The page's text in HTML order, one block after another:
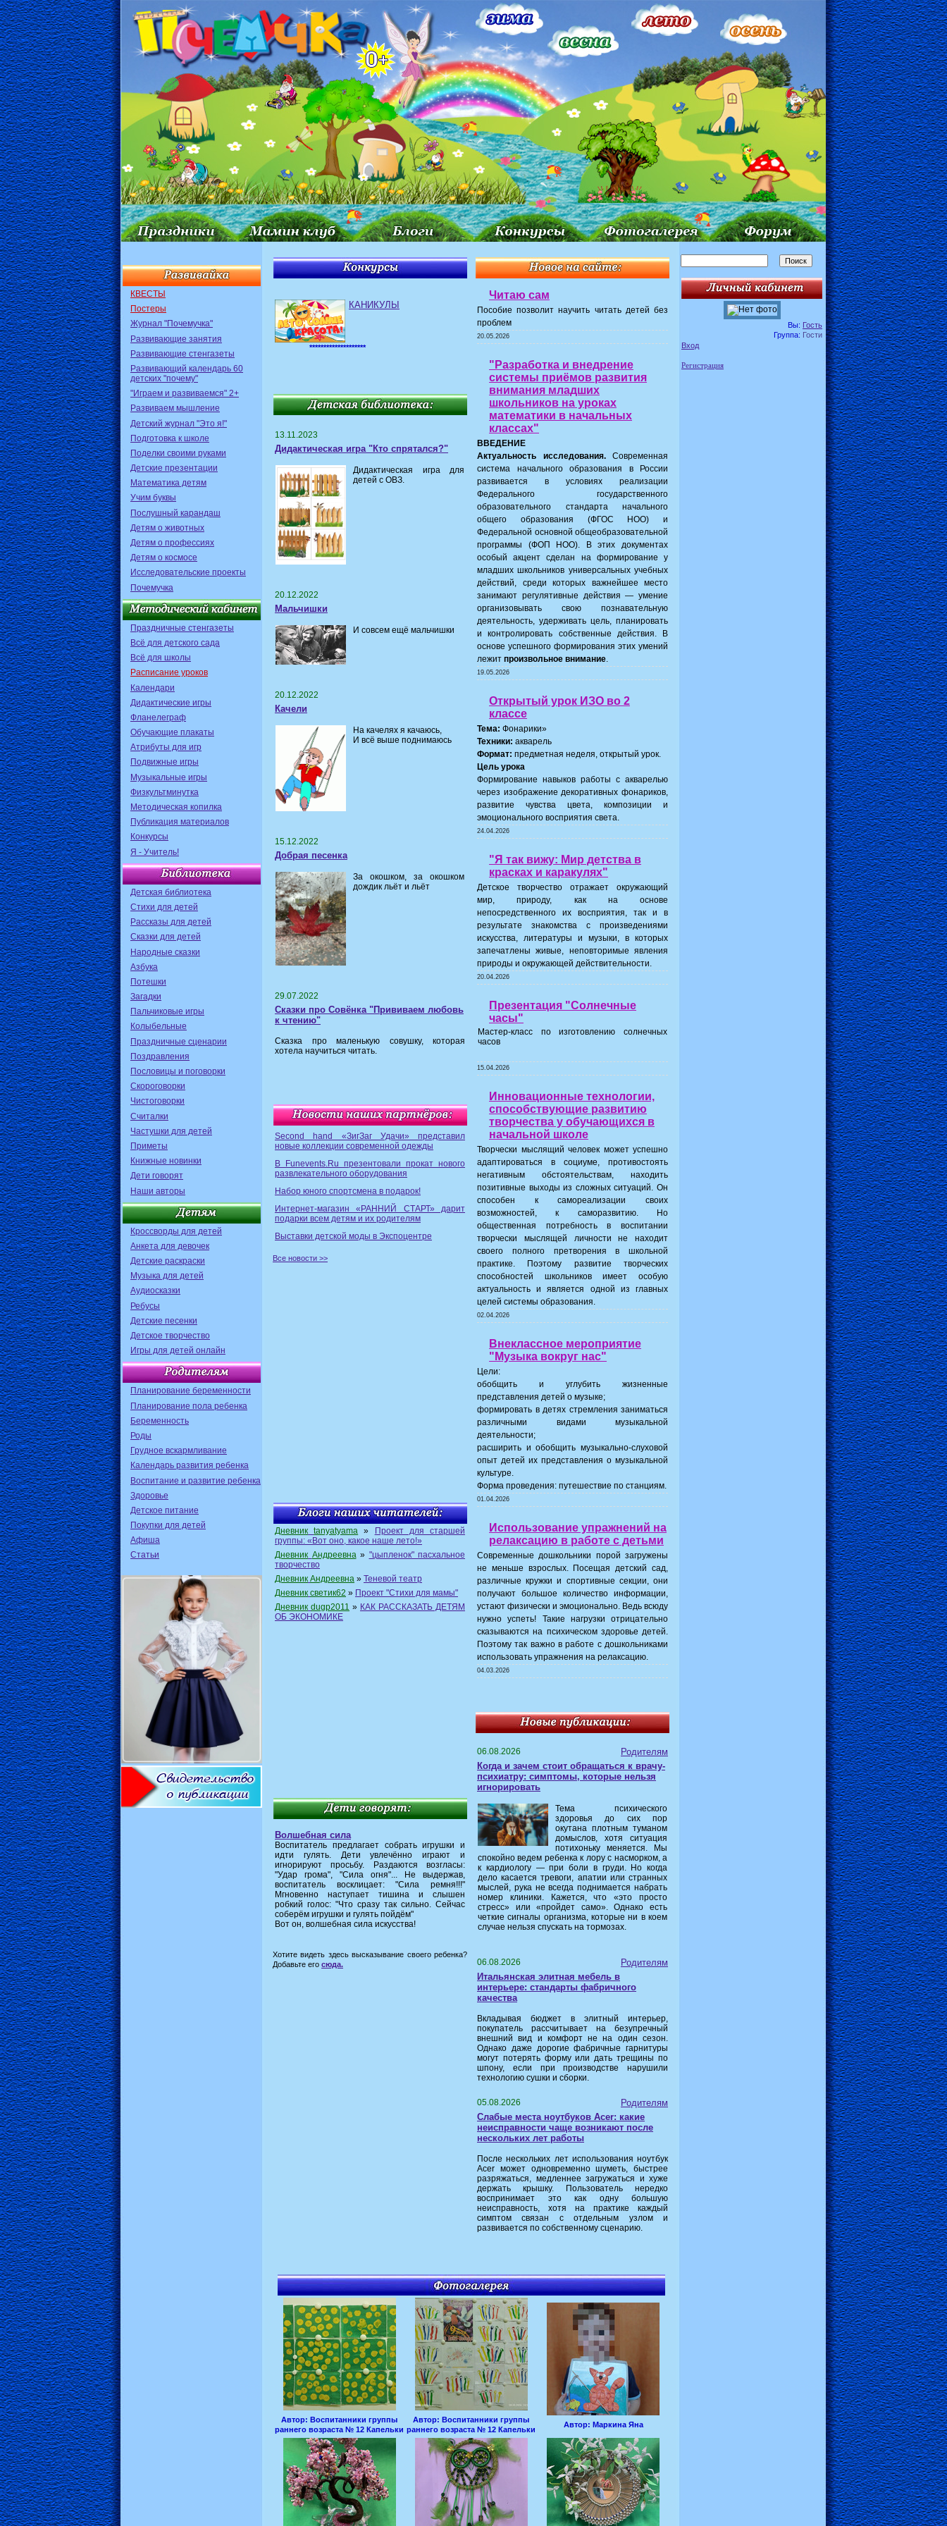
КВЕСТЫ
Постеры
Журнал "Почемучка"
Развивающие занятия
Развивающие стенгазеты
Развивающий календарь 60
детских "почему"
"Играем и развиваемся" 2+
Развиваем мышление
Детский журнал "Это я!"
Подготовка к школе
Поделки своими руками
Детские презентации
Математика детям
Учим буквы
Послушный карандаш
Детям о животных
Детям о профессиях
Детям о космосе
Исследовательские проекты
Почемучка
Праздничные стенгазеты
Всё для детского сада
Всё для школы
Расписание уроков
Календари
Дидактические игры
Фланелеграф
Обучающие плакаты
Атрибуты для игр
Подвижные игры
Музыкальные игры
Физкультминутка
Методическая копилка
Публикация материалов
Конкурсы
Я - Учитель!
Детская библиотека
Стихи для детей
Рассказы для детей
Сказки для детей
Народные сказки
Азбука
Потешки
Загадки
Пальчиковые игры
Колыбельные
Праздничные сценарии
Поздравления
Пословицы и поговорки
Скороговорки
Чистоговорки
Считалки
Частушки для детей
Приметы
Книжные новинки
Дети говорят
Наши авторы
Кроссворды для детей
Анкета для девочек
Детские раскраски
Музыка для детей
Аудиосказки
Ребусы
Детские песенки
Детское творчество
Игры для детей онлайн
Планирование беременности
Планирование пола ребенка
Беременность
Роды
Грудное вскармливание
Календарь развития ребенка
Воспитание и развитие ребенка
Здоровье
Детское питание
Покупки для детей
Афиша
Статьи
КАНИКУЛЫ
********************
13.11.2023
Дидактическая игра "Кто спрятался?"
Дидактическая игра для
детей с ОВЗ.
20.12.2022
Мальчишки
И совсем ещё мальчишки
20.12.2022
Качели
На качелях я качаюсь,
И всё выше поднимаюсь
15.12.2022
Добрая песенка
За окошком, за окошком
дождик льёт и льёт
29.07.2022
Сказки про Совёнка "Прививаем любовь
к чтению"
Сказка про маленькую совушку, которая
хотела научиться читать.
Читаю сам
Пособие позволит научить читать детей без
проблем
20.05.2026
"Разработка и внедрение
системы приёмов развития
внимания младших
школьников на уроках
математики в начальных
классах"
ВВЕДЕНИЕ
Актуальность исследования.Современная
система начального образования в России
развивается в условиях реализации
Федерального государственного
образовательного стандарта начального
общего образования (ФГОС НОО) и
Федеральной основной общеобразовательной
программы (ФОП НОО). В этих документах
особый акцент сделан на формирование у
младших школьников универсальных учебных
действий, среди которых важнейшее место
занимают регулятивные действия — умение
организовывать свою познавательную
деятельность, удерживать цель, планировать
и контролировать собственные действия. В
основе успешного формирования этих умений
лежит произвольное внимание
19.05.2026
Открытый урок ИЗО во 2
классе
Тема: Фонарики»
Техники: акварель
Формат: предметная неделя, открытый урок.
Цель урока
Формирование навыков работы с акварелью
через изображение декоративных фонариков,
развитие чувства цвета, композиции и
эмоционального восприятия света.
24.04.2026
"Я так вижу: Мир детства в
красках и каракулях"
Детское творчество отражает окружающий
мир, природу, как на основе
непосредственного их восприятия, так и в
результате знакомства с произведениями
искусства, литературы и музыки, в которых
запечатлены живые, неповторимые явления
природы и окружающей действительности.
20.04.2026
Презентация "Солнечные
часы"
Мастер-класс по изготовлению солнечных
часов
15.04.2026
Инновационные технологии,
способствующие развитию
творчества у обучающихся в
начальной школе
Творчески мыслящий человек может успешно
адаптироваться в социуме, противостоять
негативным обстоятельствам, находить
позитивные выходы из сложных ситуаций. Он
способен к самореализации своих
возможностей, к саморазвитию. Но
общественная потребность в воспитании
творчески мыслящей личности не находит
своего полного претворения в школьной
практике. Поэтому развитие творческих
способностей школьников имеет особую
актуальность и является одной из главных
целей системы образования.
02.04.2026
Внеклассное мероприятие
"Музыка вокруг нас"
Цели:
обобщить и углубить жизненные
представления детей о музыке;
формировать в детях стремления заниматься
различными видами музыкальной
деятельности;
расширить и обобщить музыкально-слуховой
опыт детей их представления о музыкальной
культуре.
Форма проведения: путешествие по станциям.
01.04.2026
Использование упражнений на
релаксацию в работе с детьми
Современные дошкольники порой загружены
не меньше взрослых. Посещая детский сад,
различные кружки и спортивные секции, они
получают большое количество информации,
устают физически и эмоционально. Ведь всюду
нужно успеть! Такие нагрузки отрицательно
сказываются на психическом здоровье детей.
Поэтому так важно в работе с дошкольниками
использовать упражнения на релаксацию.
04.03.2026
06.08.2026
Родителям
Когда и зачем стоит обращаться к врачу-
психиатру: симптомы, которые нельзя
игнорировать
Тема психического
здоровья до сих пор
окутана плотным туманом
домыслов, хотя ситуация
потихоньку меняется. Мы
спокойно ведем ребенка к лору с насморком, а
к кардиологу — при боли в груди. Но когда
дело касается тревоги, апатии или странных
мыслей, рука не всегда поднимается набрать
номер клиники. Кажется, что «это просто
стресс» или «пройдет само». Однако есть
четкие сигналы организма, которые ни в коем
случае нельзя спускать на тормозах.
06.08.2026
Родителям
Итальянская элитная мебель в
интерьере: стандарты фабричного
качества
Вкладывая бюджет в элитный интерьер,
покупатель рассчитывает на безупречный
внешний вид и комфорт не на один сезон.
Однако даже дорогие фабричные гарнитуры
могут потерять форму или дать трещины по
шпону, если при производстве нарушили
технологию сушки и сборки.
05.08.2026
Родителям
Слабые места ноутбуков Acer: какие
неисправности чаще возникают после
нескольких лет работы
После нескольких лет использования ноутбук
Acer может одновременно шуметь, быстрее
разряжаться, медленнее загружаться и хуже
держать крышку. Пользователь нередко
воспринимает это как одну большую
неисправность, хотя на практике каждый
симптом связан с отдельным узлом и
развивается по собственному сценарию.
Second hand «ЗигЗаг Удачи» представил
новые коллекции современной одежды
В Funevents.Ru презентовали прокат нового
развлекательного оборудования
Набор юного спортсмена в подарок!
Интернет-магазин «РАННИЙ СТАРТ» дарит
подарки всем детям и их родителям
Выставки детской моды в Экспоцентре
Все новости >>
Дневник tanyatyama »
Проект для старшей
группы: «Вот оно, какое наше лето!»
Дневник Андреевна» "цыпленок" пасхальное
творчество
Дневник Андреевна » Теневой театр
Дневник светик62 » Проект "Стихи для мамы"
Дневник dugp2011 » КАК РАССКАЗАТЬ ДЕТЯМ
ОБ ЭКОНОМИКЕ
Волшебная сила
Воспитатель предлагает собрать игрушки и
идти гулять. Дети увлечённо играют и
игнорируют просьбу. Раздаются возгласы:
"Удар грома", "Сила огня"... Не выдержав,
воспитатель восклицает: "Сила ремня!!!"
Мгновенно наступает тишина и слышен
робкий голос: "Что сразу так сильно. Сейчас
соберём игрушки и гулять пойдём"
Вот он, волшебная сила искусства!
Хотите видеть здесь высказывание своего ребенка?
Добавьте его сюда.
Автор: Воспитанники группы
раннего возраста № 12 Капельки
Автор: Воспитанники группы
раннего возраста № 12 Капельки
Автор: Маркина Яна
Вы: Гость
Группа: Гости
Вход
Регистрация